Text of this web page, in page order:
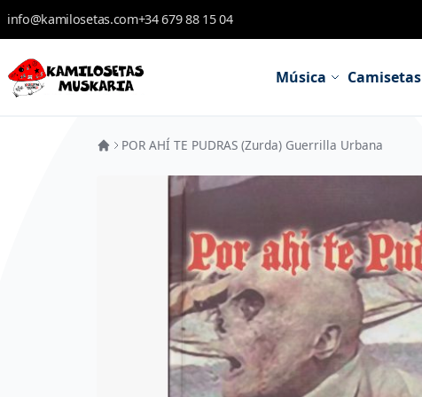
Skip to Content
info@kamilosetas.com+34 679 88 15 04
Música Camisetas
POR AHÍ TE PUDRAS (Zurda) Guerrilla Urbana